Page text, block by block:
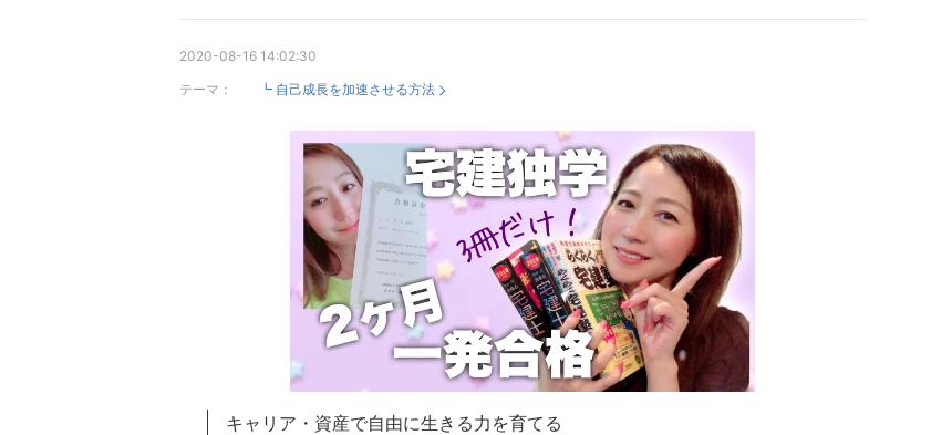
2020-08-16 14:02:30
テーマ：
┗ 自己成長を加速させる方法
キャリア・資産で自由に生きる力を育てる